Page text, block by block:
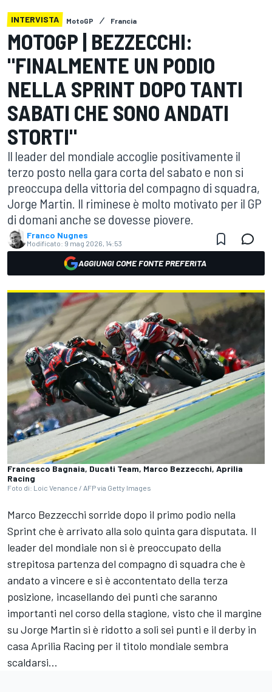
INTERVISTA MotoGP Francia
MOTOGP | BEZZECCHI:
"FINALMENTE UN PODIO
NELLA SPRINT DOPO TANTI
SABATI CHE SONO ANDATI
STORTI"
Il leader del mondiale accoglie positivamente il
terzo posto nella gara corta del sabato e non si
preoccupa della vittoria del compagno di squadra,
Jorge Martin. Il riminese è molto motivato per il GP
di domani anche se dovesse piovere.
Franco Nugnes
Modificato: 9 mag 2026, 14:53
AGGIUNGI COME FONTE PREFERITA
Francesco Bagnaia, Ducati Team, Marco Bezzecchi, Aprilia
Racing
Foto di: Loic Venance / AFP via Getty Images
Marco Bezzecchi sorride dopo il primo podio nella
Sprint che è arrivato alla solo quinta gara disputata. Il
leader del mondiale non si è preoccupato della
strepitosa partenza del compagno di squadra che è
andato a vincere e si è accontentato della terza
posizione, incasellando dei punti che saranno
importanti nel corso della stagione, visto che il margine
su Jorge Martin si è ridotto a soli sei punti e il derby in
casa Aprilia Racing per il titolo mondiale sembra
scaldarsi...